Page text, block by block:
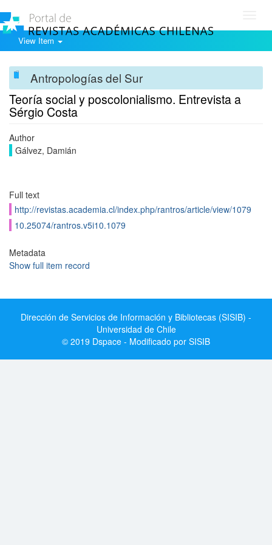
View Item
Antropologías del Sur
Teoría social y poscolonialismo. Entrevista a
Sérgio Costa
Author
Gálvez, Damián
Full text
http://revistas.academia.cl/index.php/rantros/article/view/1079
10.25074/rantros.v5i10.1079
Metadata
Show full item record
Dirección de Servicios de Información y Bibliotecas (SISIB) -
Universidad de Chile
© 2019 Dspace - Modificado por SISIB